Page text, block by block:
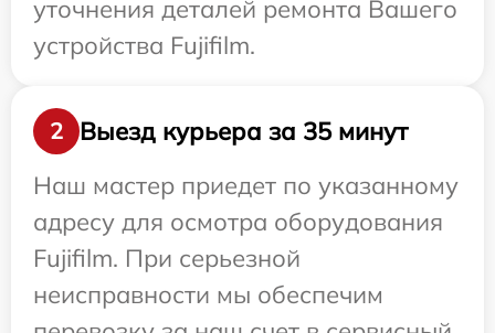
уточнения деталей ремонта Вашего
устройства Fujifilm.
2
Выезд курьера за 35 минут
Наш мастер приедет по указанному
адресу для осмотра оборудования
Fujifilm. При серьезной
неисправности мы обеспечим